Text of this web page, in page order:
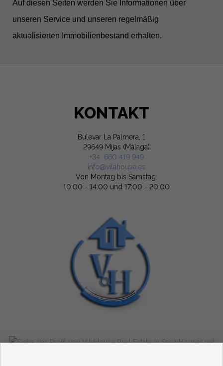
Auf diesen Seiten werden Sie Informationen über
unseren Service und unseren regelmäßig
aktualisierten Immobilienbestand erhalten.
KONTAKT
Bulevar La Palmera, 1
29649 Mijas (Málaga)
+34 660 419 949
info@vilahouse.es
Von Montag bis Samstag:
10:00 - 14:00 und 17:00 - 20:00